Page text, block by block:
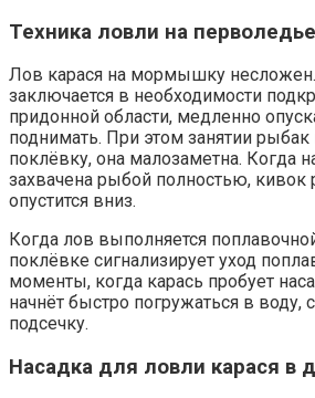
Техника ловли на перволедье
Лов карася на мормышку несложен.
заключается в необходимости
придонной области, медленно
поднимать. При этом занятии рыбак
поклёвку, она малозаметна. Когда
захвачена рыбой полностью, кивок
опустится вниз.
Когда лов выполняется
поклёвке сигнализирует уход
моменты, когда карась пробует
начнёт быстро погружаться в воду,
подсечку.
Насадка для ловли карася в